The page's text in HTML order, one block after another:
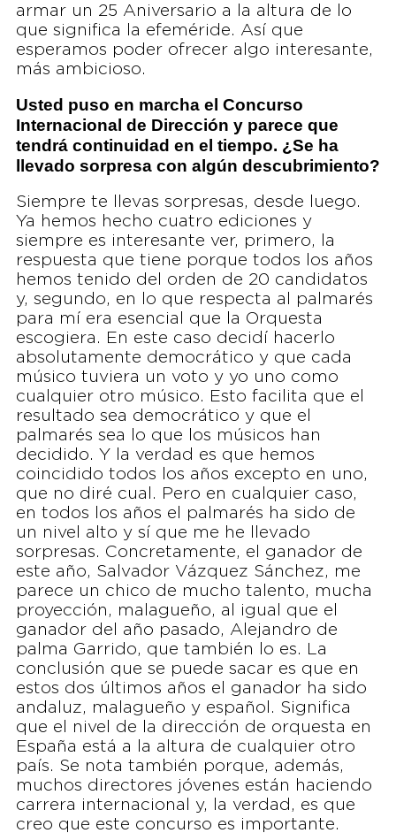
armar un 25 Aniversario a la altura de lo
que significa la efeméride. Así que
esperamos poder ofrecer algo interesante,
más ambicioso.
Usted puso en marcha el Concurso
Internacional de Dirección y parece que
tendrá continuidad en el tiempo. ¿Se ha
llevado sorpresa con algún descubrimiento?
Siempre te llevas sorpresas, desde luego.
Ya hemos hecho cuatro ediciones y
siempre es interesante ver, primero, la
respuesta que tiene porque todos los años
hemos tenido del orden de 20 candidatos
y, segundo, en lo que respecta al palmarés
para mí era esencial que la Orquesta
escogiera. En este caso decidí hacerlo
absolutamente democrático y que cada
músico tuviera un voto y yo uno como
cualquier otro músico. Esto facilita que el
resultado sea democrático y que el
palmarés sea lo que los músicos han
decidido. Y la verdad es que hemos
coincidido todos los años excepto en uno,
que no diré cual. Pero en cualquier caso,
en todos los años el palmarés ha sido de
un nivel alto y sí que me he llevado
sorpresas. Concretamente, el ganador de
este año, Salvador Vázquez Sánchez, me
parece un chico de mucho talento, mucha
proyección, malagueño, al igual que el
ganador del año pasado, Alejandro de
palma Garrido, que también lo es. La
conclusión que se puede sacar es que en
estos dos últimos años el ganador ha sido
andaluz, malagueño y español. Significa
que el nivel de la dirección de orquesta en
España está a la altura de cualquier otro
país. Se nota también porque, además,
muchos directores jóvenes están haciendo
carrera internacional y, la verdad, es que
creo que este concurso es importante.